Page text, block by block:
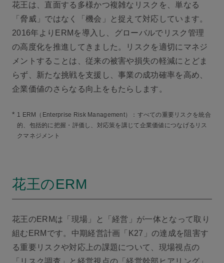
花王は、直面する多様かつ複雑なリスクを、単なる
「脅威」ではなく「機会」と捉えて対応しています。
2016年よりERMを導入し、グローバルでリスク管理
の高度化を推進してきました。リスクを適切にマネジ
メントすることは、従来の被害や損失の軽減にとどま
らず、新たな挑戦を支援し、事業の成功確率を高め、
企業価値のさらなる向上をもたらします。
* 1 ERM（Enterprise Risk Management）：すべての重要リスクを統合
的、包括的に把握・評価し、対応策を講じて企業価値につなげるリス
クマネジメント
花王のERM
花王のERMは「現場」と「経営」が一体となって取り
組むERMです。中期経営計画「K27」の達成を阻害す
る重要リスクや対応上の課題について、現場視点の
「リスク調査」と経営視点の「経営幹部ヒアリング」